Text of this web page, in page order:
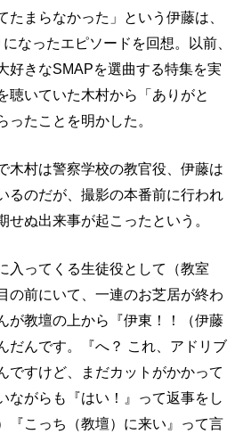
たまらなかった」という伊藤は、
なったエピソードを回想。以前、
好きなSMAPを選曲する特集を実
聴いていた木村から「ありがと
ったことを明かした。
木村は警察学校の教官役、伊藤は
るのだが、撮影の本番前に行われ
せぬ出来事が起こったという。
入ってくる生徒役として（教室
の前にいて、一連のお芝居が終わ
が教壇の上から『伊東！！（伊藤
だんです。『へ？ これ、アドリブ
ですけど、まだカットがかかって
ながらも『はい！』って返事をし
『こっち（教壇）に来い』って言